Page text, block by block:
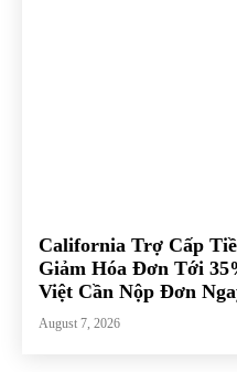
California Trợ Cấp
Giảm Hóa Đơn Tới
Việt Cần Nộp Đơn
August 7, 2026